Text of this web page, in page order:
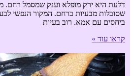
דלעת היא ירק מופלא וענק שמסמל רחם.
שסובלות מבעיות ברחם. המקור הנפשי
ביחסים עם אמא. רוב בעיות
קראו עוד »